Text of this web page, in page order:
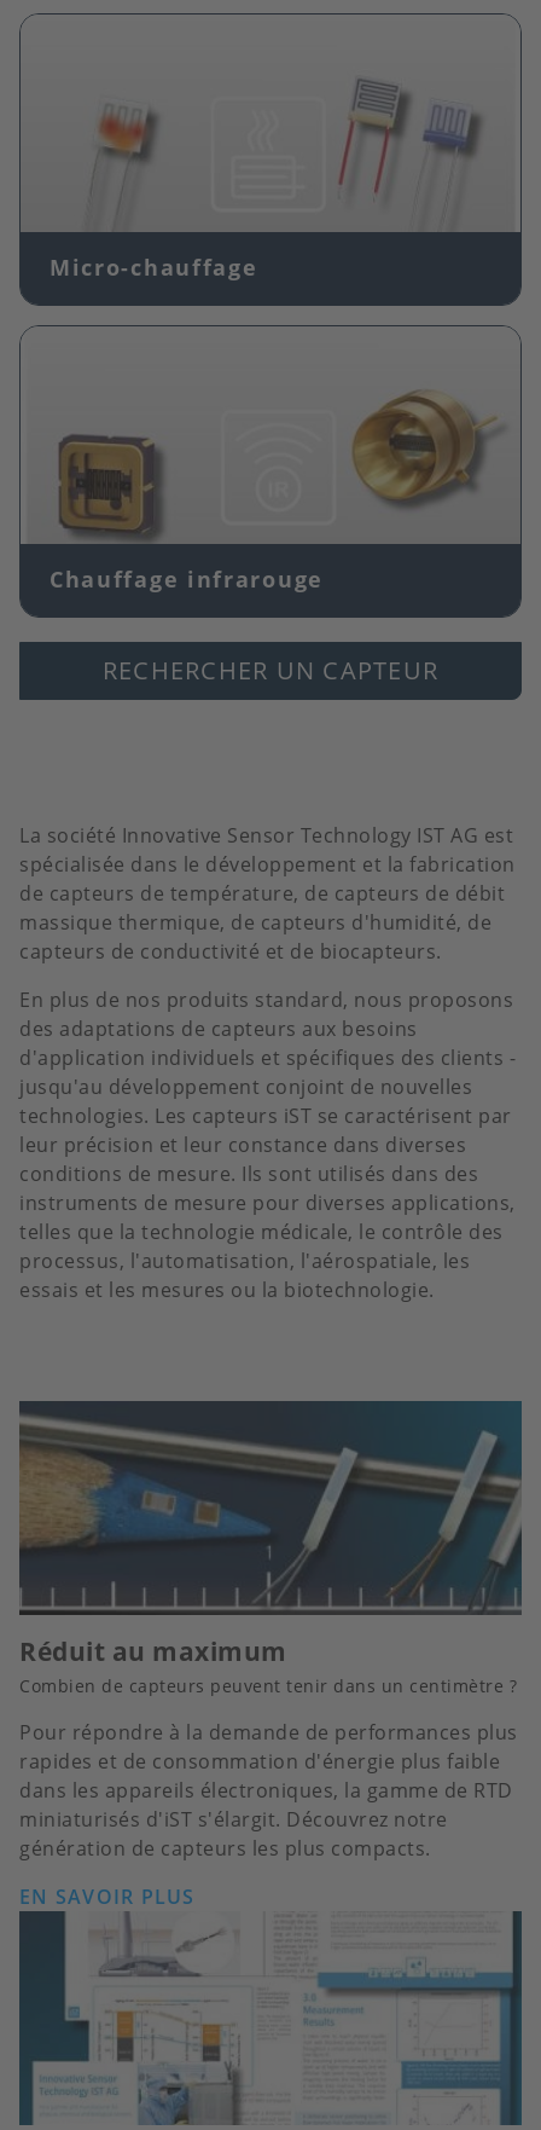
Micro-chauffage
Chauffage infrarouge
RECHERCHER UN CAPTEUR
La société Innovative Sensor Technology IST AG est
spécialisée dans le développement et la fabrication
de capteurs de température, de capteurs de débit
massique thermique, de capteurs d'humidité, de
capteurs de conductivité et de biocapteurs.
En plus de nos produits standard, nous proposons
des adaptations de capteurs aux besoins
d'application individuels et spécifiques des clients -
jusqu'au développement conjoint de nouvelles
technologies. Les capteurs iST se caractérisent par
leur précision et leur constance dans diverses
conditions de mesure. Ils sont utilisés dans des
instruments de mesure pour diverses applications,
telles que la technologie médicale, le contrôle des
processus, l'automatisation, l'aérospatiale, les
essais et les mesures ou la biotechnologie.
Réduit au maximum
Combien de capteurs peuvent tenir dans un centimètre ?
Pour répondre à la demande de performances plus
rapides et de consommation d'énergie plus faible
dans les appareils électroniques, la gamme de RTD
miniaturisés d'iST s'élargit. Découvrez notre
génération de capteurs les plus compacts.
EN SAVOIR PLUS